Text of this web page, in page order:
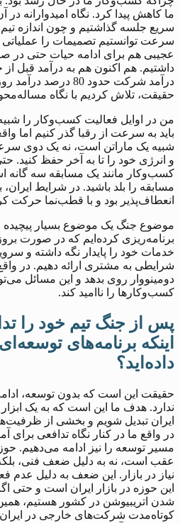
ما کاهش پیدا کرد. نگاه امیدوارانه در
سریع جلسه گذاشتیم و چون اندازه
سرعت ‌توانستیم تصمیمات را عملیاتی
عجیبی هم برای ادامه حیات حتی در
داشتیم. هم اکنون هم به درآمد قبل از
درآمد شرکت حدود 80
حقیقت، تلاش کردیم با نگاه
من در اوایل فعالیت کسب‌وکار را
باید به سرعت از رقبا گذر کنیم اما
شبیه یک ماراتن است، نه یک دوی
و انرژی خود را تا به آخر حفظ کنید.
کسب‌وکار مانند یک مسابقه سه گانه
مسابقه را بلد باشید. در شرایط ایران،
انعطاف‌پذیر بود و با قطب‌نما حرکت
موضوع جنگ یک موضوع بسیار
برنامه‌ریزی کرده‌ایم که در صورت بروز
خدمات خود را پایدار نگه داشته و
شرایطی به مشتری ارائه دهیم. در واقع
دومینووار روی بدهد و این مسائل
کسب‌وکارها را ناامید کند.
پس از جنگ تیم خود را
اینکه برنامه‌های
داده‌اید؟
حقیقت این است که بدون توسعه،
ندارد. هدف ما این است که به یک ابزار
ایران تبدیل شویم و بخشی از
در واقع ما در کنار نگاه تدافعی برای
مسیر توسعه را نیز ادامه می‌دهیم.
عقب است، نه به دلیل ضعف فنی،
نیاز در بازار. این ضعف به دلیل عدم
این حوزه در بازار ایران است و حتی
شدن اتریبیوشن در کشور هستیم،
کوتاه‌مدت شرکت‌های خارجی در ایران